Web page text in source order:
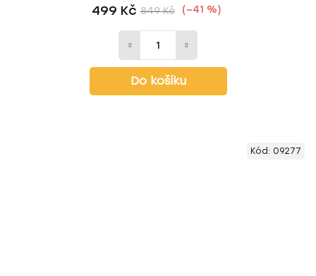
499 Kč 849 Kč (–41 %)
Do košíku
Kód: 09277